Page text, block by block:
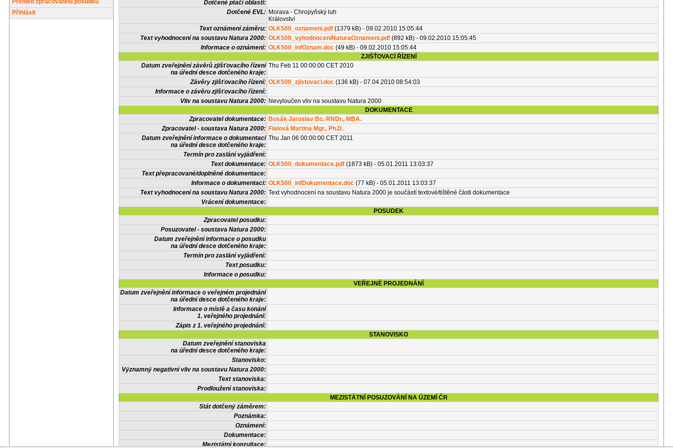
Přehled zpracovatelů posudků
Přihlásit
Dotčené ptačí oblasti:
Dotčené EVL: Morava - Chropyňský luh
Království
Text oznámení záměru: OLK500_oznameni.pdf (1379 kB) - 09.02.2010 15:05:44
Text vyhodnocení na soustavu Natura 2000: OLK500_vyhodnoceniNaturaOznameni.pdf (892 kB) - 09.02.2010 15:05:45
Informace o oznámení: OLK500_infOznam.doc (49 kB) - 09.02.2010 15:05:44
ZJIŠŤOVACÍ ŘÍZENÍ
Datum zveřejnění závěrů zjišťovacího řízení
na úřední desce dotčeného kraje:
Thu Feb 11 00:00:00 CET 2010
Závěry zjišťovacího řízení: OLK500_zjistovaci.doc (136 kB) - 07.04.2010 08:54:03
Informace o závěru zjišťovacího řízení:
Vliv na soustavu Natura 2000: Nevyloučen vliv na soustavu Natura 2000
DOKUMENTACE
Zpracovatel dokumentace: Bosák Jaroslav Bc. RNDr., MBA.
Zpracovatel - soustava Natura 2000: Fialová Martina Mgr., Ph.D.
Datum zveřejnění informace o dokumentaci
na úřední desce dotčeného kraje:
Thu Jan 06 00:00:00 CET 2011
Termín pro zaslání vyjádření:
Text dokumentace: OLK500_dokumentace.pdf (1873 kB) - 05.01.2011 13:03:37
Text přepracované/doplněné dokumentace:
Informace o dokumentaci: OLK500_infDokumentace.doc (77 kB) - 05.01.2011 13:03:37
Text vyhodnocení na soustavu Natura 2000: Text vyhodnocení na soustavu Natura 2000 je součástí textové/tištěné části dokumentace
Vrácení dokumentace:
POSUDEK
Zpracovatel posudku:
Posuzovatel - soustava Natura 2000:
Datum zveřejnění informace o posudku
na úřední desce dotčeného kraje:
Termín pro zaslání vyjádření:
Text posudku:
Informace o posudku:
VEŘEJNÉ PROJEDNÁNÍ
Datum zveřejnění informace o veřejném projednání
na úřední desce dotčeného kraje:
Informace o místě a času konání
1. veřejného projednání:
Zápis z 1. veřejného projednání:
STANOVISKO
Datum zveřejnění stanoviska
na úřední desce dotčeného kraje:
Stanovisko:
Významný negativní vliv na soustavu Natura 2000:
Text stanoviska:
Prodloužení stanoviska:
MEZISTÁTNÍ POSUZOVÁNÍ NA ÚZEMÍ ČR
Stát dotčený záměrem:
Poznámka:
Oznámení:
Dokumentace:
Mezistátní konzultace: